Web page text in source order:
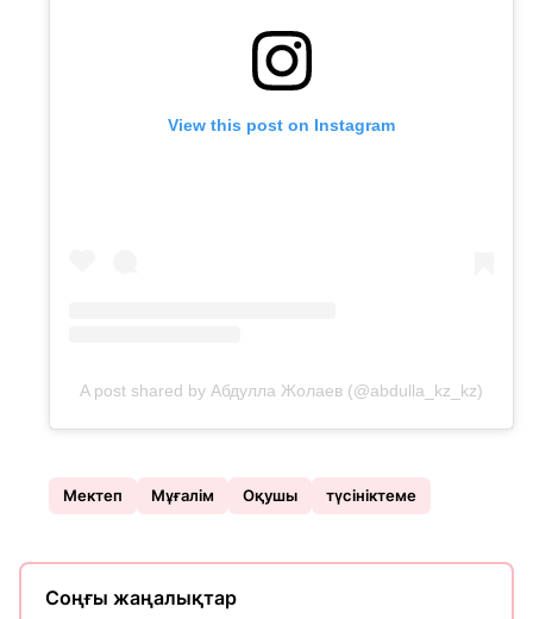
View this post on Instagram
A post shared by Абдулла Жолаев (@abdulla_kz_kz)
Мектеп Мұғалім Оқушы түсініктеме
Соңғы жаңалықтар